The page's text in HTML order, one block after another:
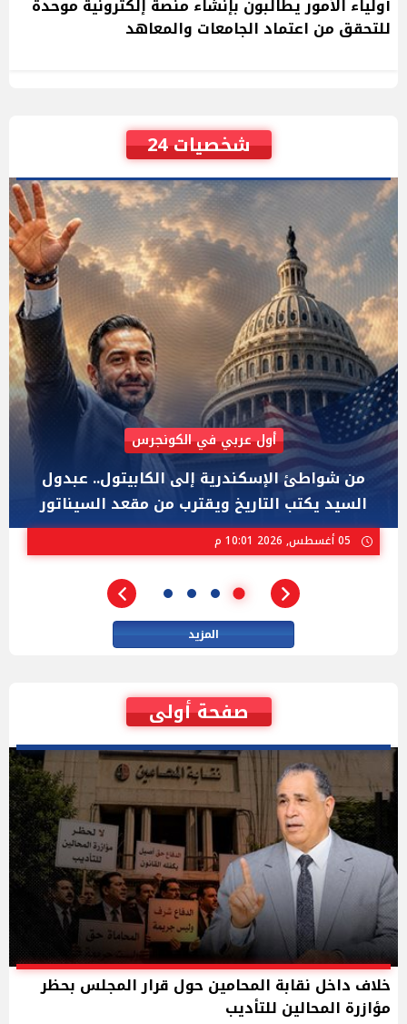
أولياء الأمور يطالبون بإنشاء منصة إلكترونية موحدة
للتحقق من اعتماد الجامعات والمعاهد
شخصيات 24
AIPAC رصدت 30 مليون دولار لإضعافه
"عبد الرحمن السيد" المصري الذى يواجه "هايلي
ستيفنز" وإيباك الاسرائيلية بإنتخابات ميشيجان
المزيد
صفحة أولى
خلاف داخل نقابة المحامين حول قرار المجلس بحظر
مؤازرة المحالين للتأديب